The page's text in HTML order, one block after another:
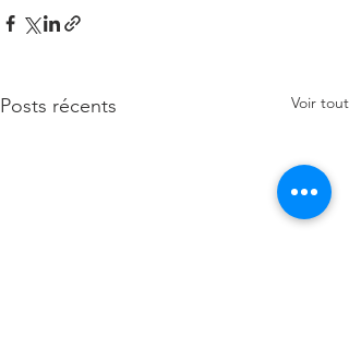
Posts récents Voir tout